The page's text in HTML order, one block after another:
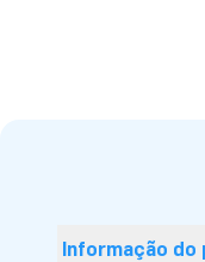
Informação do